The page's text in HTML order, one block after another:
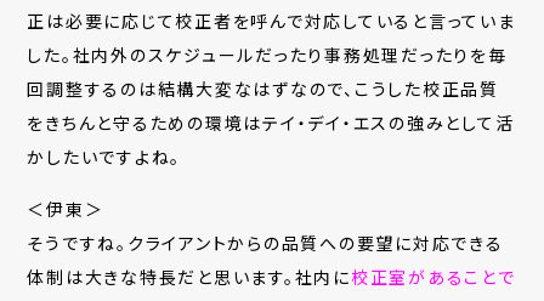
正は必要に応じて校正者を呼んで対応していると言っていま
した。社内外のスケジュールだったり事務処理だったりを毎
回調整するのは結構大変なはずなので、こうした校正品質
をきちんと守るための環境はテイ・デイ・エスの強みとして活
かしたいですよね。
＜伊東＞
そうですね。クライアントからの品質への要望に対応できる
体制は大きな特長だと思います。社内に校正室があることで